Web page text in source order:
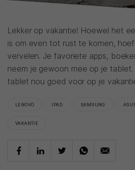
Lekker op vakantie! Hoewel het
is om even tot rust te komen,
vervelen. Je favoriete apps,
neem je gewoon mee op je
tablet nou goed voor op je
LENOVO IPAD SAMSUNG
VAKANTIE